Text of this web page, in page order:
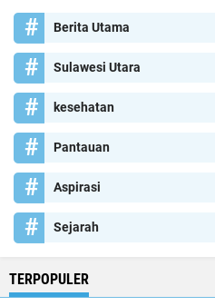
Berita Utama
Sulawesi Utara
kesehatan
Pantauan
Aspirasi
Sejarah
TERPOPULER